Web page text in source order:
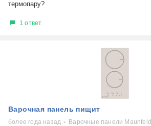
термопару?
1 ответ
Варочная панель пищит
более года назад Варочные панели Maunfeld